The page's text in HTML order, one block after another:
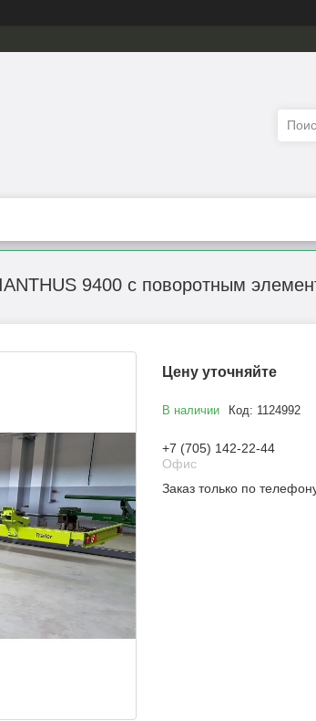
9400 с поворотным
Цену уточняйте
В наличии Код: 1124992
+7 (705) 142-22-44
Офис
Заказ только по